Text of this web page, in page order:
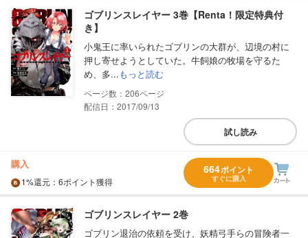
ゴブリンスレイヤー 3巻【Renta！限定特典付
き】
小鬼王に率いられたゴブリンの大群が、辺境の村に
押し寄せようとしていた。牛飼娘の牧場を守るた
め、多...もっと読む
206
配信日：2017/09/13
試し読み
購入
1%還元 ：6ポイント獲得
664ポイント
すぐに購入
ゴブリンスレイヤー 2巻
ゴブリン退治の依頼を受け、妖精弓手らの冒険者一